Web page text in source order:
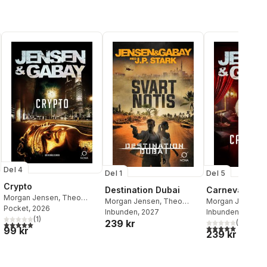
röster:
Del 4
Crypto
Morgan Jensen, Theo
Gabay
Pocket, 2026
5,0utav 5 stjärnor. Totalt antal röster:
(1)
99 kr
Del 1
Destination Dubai
Morgan Jensen, Theo
Gabay,J.P. Stark
Inbunden, 2027
239 kr
Del 5
Carnevale
Morgan Jensen
Gabay
Inbunden
5,0utav 5(
239 kr